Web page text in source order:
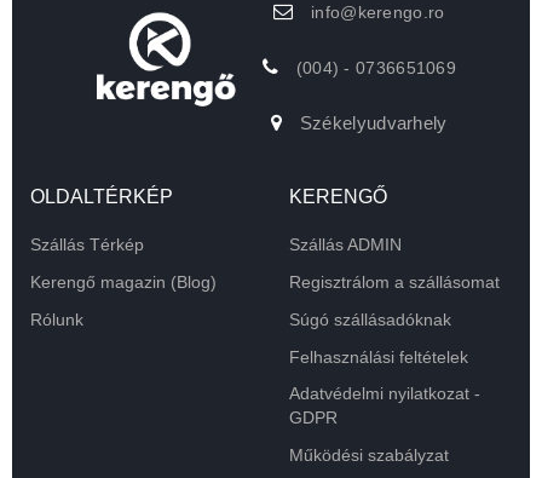
info@kerengo.ro
(004) - 0736651069
Székelyudvarhely
OLDALTÉRKÉP
Szállás Térkép
Kerengő magazin (Blog)
Rólunk
KERENGŐ
Szállás ADMIN
Regisztrálom a szállásomat
Súgó szállásadóknak
Felhasználási feltételek
Adatvédelmi nyilatkozat -
GDPR
Működési szabályzat